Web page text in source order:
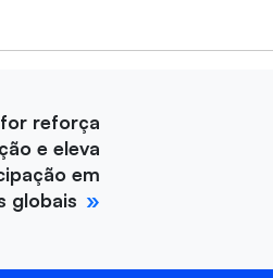
reforça
e eleva
em
globais